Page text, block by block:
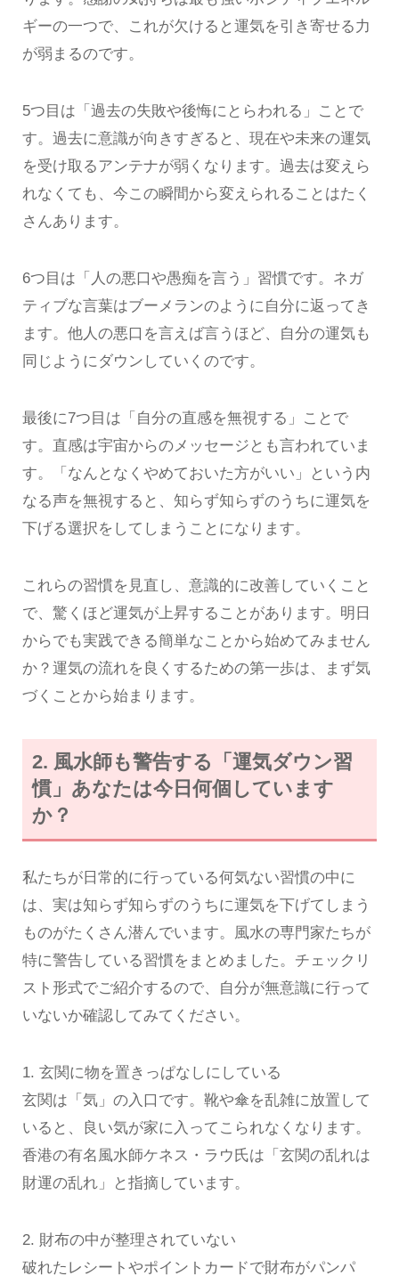
ギーの一つで、これが欠けると運気を引き寄せる力
が弱まるのです。
5つ目は「過去の失敗や後悔にとらわれる」ことで
す。過去に意識が向きすぎると、現在や未来の運気
を受け取るアンテナが弱くなります。過去は変えら
れなくても、今この瞬間から変えられることはたく
さんあります。
6つ目は「人の悪口や愚痴を言う」習慣です。ネガ
ティブな言葉はブーメランのように自分に返ってき
ます。他人の悪口を言えば言うほど、自分の運気も
同じようにダウンしていくのです。
最後に7つ目は「自分の直感を無視する」ことで
す。直感は宇宙からのメッセージとも言われていま
す。「なんとなくやめておいた方がいい」という内
なる声を無視すると、知らず知らずのうちに運気を
下げる選択をしてしまうことになります。
これらの習慣を見直し、意識的に改善していくこと
で、驚くほど運気が上昇することがあります。明日
からでも実践できる簡単なことから始めてみません
か？運気の流れを良くするための第一歩は、まず気
づくことから始まります。
2. 風水師も警告する「運気ダウン習
慣」あなたは今日何個しています
か？
私たちが日常的に行っている何気ない習慣の中に
は、実は知らず知らずのうちに運気を下げてしまう
ものがたくさん潜んでいます。風水の専門家たちが
特に警告している習慣をまとめました。チェックリ
スト形式でご紹介するので、自分が無意識に行って
いないか確認してみてください。
1. 玄関に物を置きっぱなしにしている
玄関は「気」の入口です。靴や傘を乱雑に放置して
いると、良い気が家に入ってこられなくなります。
香港の有名風水師ケネス・ラウ氏は「玄関の乱れは
財運の乱れ」と指摘しています。
2. 財布の中が整理されていない
破れたレシートやポイントカードで財布がパンパ